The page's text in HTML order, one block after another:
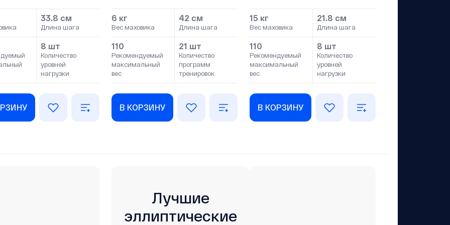
33.8 см
Длина шага
8 шт
Количество
уровней
нагрузки
6 кг
Вес маховика
42 см
Длина шага
110
Рекомендуемый
максимальный
вес
21 шт
Количество
программ
тренировок
В КОРЗИНУ
15 кг
Вес маховика
21.8 см
Длина шага
110
Рекомендуемый
максимальный
вес
8 шт
Количество
уровней
нагрузки
В КОРЗИНУ
Лучшие
эллиптические